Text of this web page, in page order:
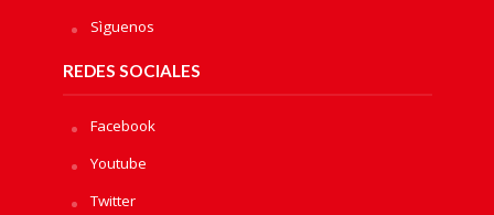
Sìguenos
REDES SOCIALES
Facebook
Youtube
Twitter